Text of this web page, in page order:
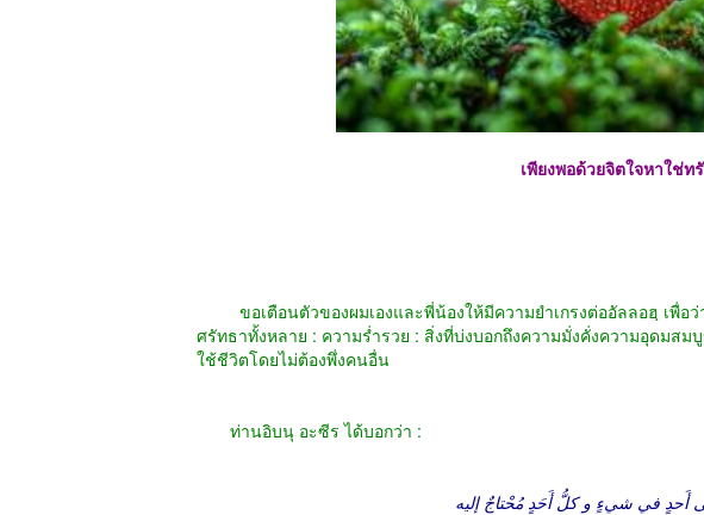
เพียงพอด้วยจิตใจหาใช่ท
ขอเตือนตัวของผมเองและพี่น้องให้มีความยำเกรงต่ออัลลอฮฺ เพื่อว่
ศรัทธาทั้งหลาย : ความร่ำรวย : สิ่งที่บ่งบอกถึงความมั่งคั่งความอุดมส
ใช้ชีวิตโดยไม่ต้องพึ่งคนอื่น
ท่านอิบนุ อะซีร ได้บอกว่า :